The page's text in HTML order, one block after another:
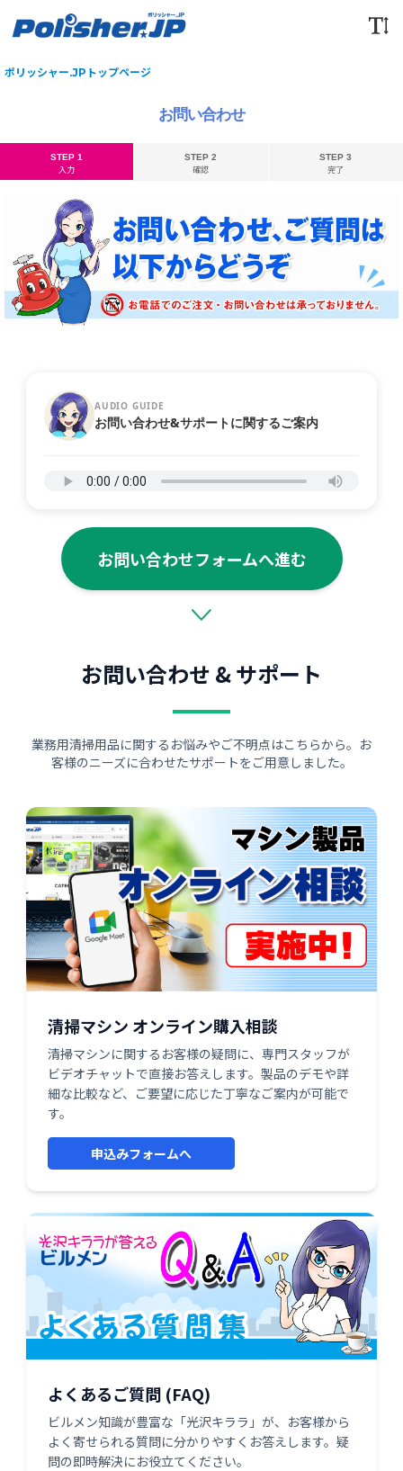
ポリッシャー.JPトップページ
お問い合わせ
STEP 1
入力
STEP 2
確認
STEP 3
完了
AUDIO GUIDE
お問い合わせ&サポートに関するご案内
お問い合わせフォームへ進む
お問い合わせ & サポート
業務用清掃用品に関するお悩みやご不明点はこちらから。お
客様のニーズに合わせたサポートをご用意しました。
清掃マシン オンライン購入相談
清掃マシンに関するお客様の疑問に、専門スタッフが
ビデオチャットで直接お答えします。製品のデモや詳
細な比較など、ご要望に応じた丁寧なご案内が可能で
す。
申込みフォームへ
よくあるご質問 (FAQ)
ビルメン知識が豊富な「光沢キララ」が、お客様から
よく寄せられる質問に分かりやすくお答えします。疑
問の即時解決にお役立てください。